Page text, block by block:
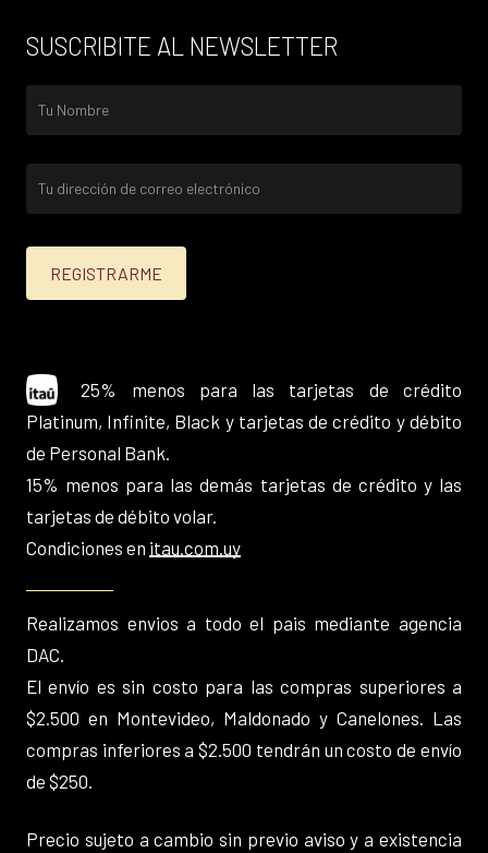
SUSCRIBITE AL NEWSLETTER
25% menos para las tarjetas de crédito
Platinum, Infinite, Black y tarjetas de crédito y débito
de Personal Bank.
15% menos para las demás tarjetas de crédito y las
tarjetas de débito volar.
Condiciones en itau.com.uy
Realizamos envios a todo el pais mediante agencia
DAC.
El envío es sin costo para las compras superiores a
$2.500 en Montevideo, Maldonado y Canelones. Las
compras inferiores a $2.500 tendrán un costo de envío
de $250.
Precio sujeto a cambio sin previo aviso y a existencia